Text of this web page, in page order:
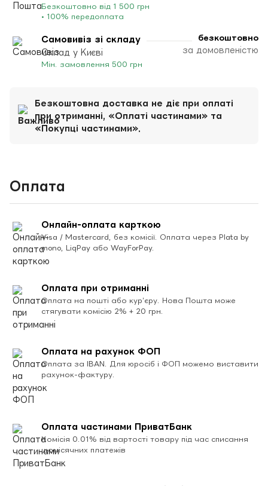
Безкоштовно від 1 500 грн
• 100% передоплата
Самовивіз зі складу
Склад у Києві
Мін. замовлення 500 грн
безкоштовно
за домовленістю
Безкоштовна доставка не діє при оплаті
при отриманні, «Оплаті частинами» та
«Покупці частинами».
Оплата
Онлайн-оплата карткою
Visa / Mastercard, без комісії. Оплата через Plata by
mono, LiqPay або WayForPay.
Оплата при отриманні
Оплата на пошті або кур’єру. Нова Пошта може
стягувати комісію 2% + 20 грн.
Оплата на рахунок ФОП
Оплата за IBAN. Для юросіб і ФОП можемо виставити
рахунок-фактуру.
Оплата частинами ПриватБанк
Комісія 0.01% від вартості товару під час списання
щомісячних платежів